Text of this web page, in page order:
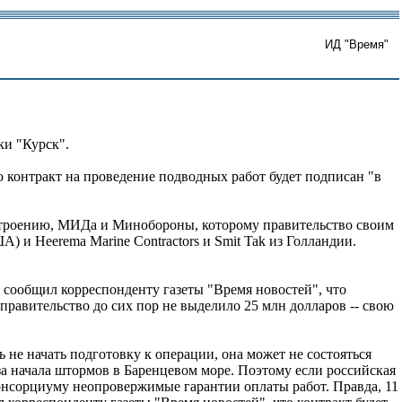
ИД "Время"
"Курск".
на проведение подводных работ будет подписан "в
МИДа и Минобороны, которому правительство своим
и Heerema Marine Contractors и Smit Tak из Голландии.
корреспонденту газеты "Время новостей", что
до сих пор не выделило 25 млн долларов -- свою
начать подготовку к операции, она может не состояться
начала штормов в Баренцевом море. Поэтому если российская
неопровержимые гарантии оплаты работ. Правда, 11